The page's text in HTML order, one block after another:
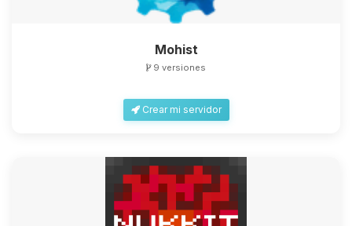
Mohist
9 versiones
Crear mi servidor